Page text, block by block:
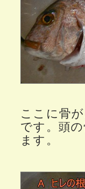
ここに骨
です。頭
ます。